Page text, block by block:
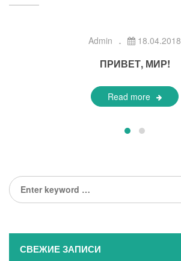
Admin 18.04.2018
ПРИВЕТ, МИР!
Read more
Enter
keyword
СВЕЖИЕ ЗАПИСИ